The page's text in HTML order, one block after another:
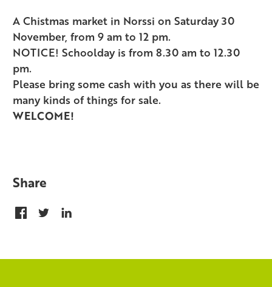
A Chistmas market in Norssi on Saturday 30
November, from 9 am to 12 pm.
NOTICE! Schoolday is from 8.30 am to 12.30
pm.
Please bring some cash with you as there will be
many kinds of things for sale.
WELCOME!
Share